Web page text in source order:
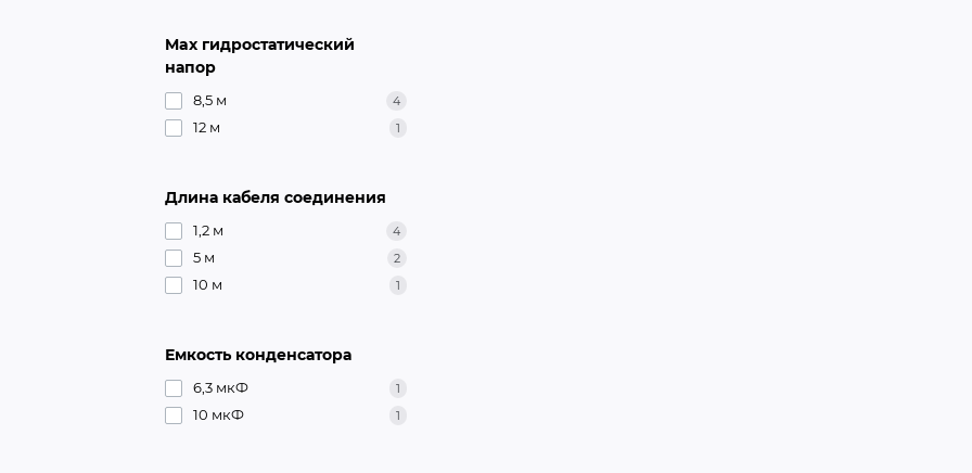
Max гидростатический
напор
8,5 м 4
12 м 1
Длина кабеля соединения
1,2 м 4
5 м 2
10 м 1
Емкость конденсатора
6,3 мкФ 1
10 мкФ 1